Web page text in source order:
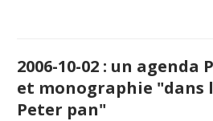
2006-10-02 : un agenda
et monographie "dans
Peter pan"